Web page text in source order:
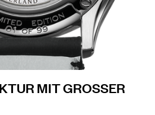
MIT GROSSER